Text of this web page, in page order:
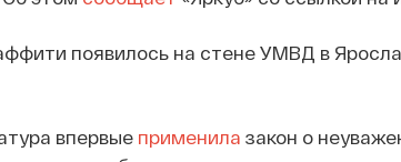
появилось на стене УМВД в
впервые применила закон о